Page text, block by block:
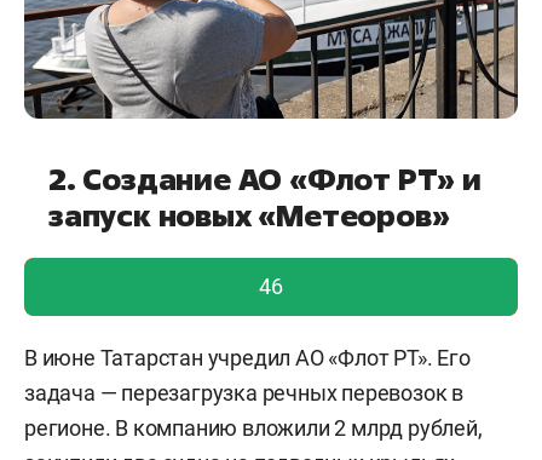
2. Создание АО «Флот РТ» и
запуск новых «Метеоров»
голос учтен!
46
В июне Татарстан учредил АО «Флот РТ». Его
задача — перезагрузка речных перевозок в
регионе. В компанию вложили 2 млрд рублей,